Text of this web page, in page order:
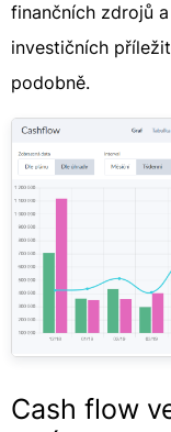
finančních zdrojů
investičních
podobně.
Cash flow